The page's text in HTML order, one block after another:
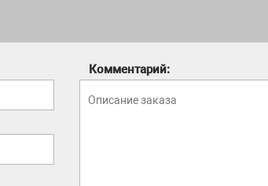
Комментарий: